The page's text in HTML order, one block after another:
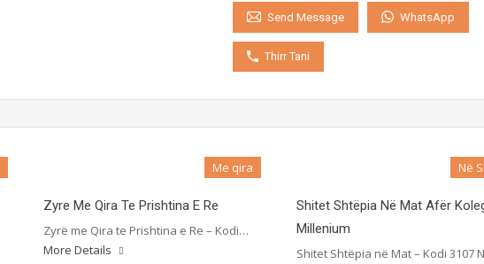
Send Message WhatsApp
Thirr Tani
Me qira
Zyre Me Qira Te Prishtina E Re
Zyrë me Qira te Prishtina e Re – Kodi…
More Details
Në
Shitet Shtëpia Në Mat Afër
Millenium
Shitet Shtëpia në Mat – Kodi 3107